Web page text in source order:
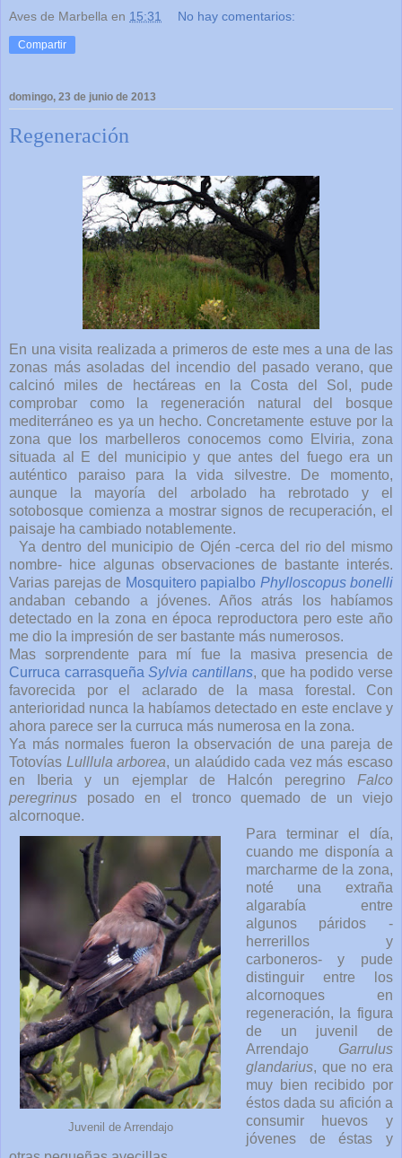
Aves de Marbella en 15:31 No hay comentarios:
Compartir
domingo, 23 de junio de 2013
Regeneración
En una visita realizada a primeros de este mes a una de las
zonas más asoladas del incendio del pasado verano, que
calcinó miles de hectáreas en la Costa del Sol, pude
comprobar como la regeneración natural del bosque
mediterráneo es ya un hecho. Concretamente estuve por la
zona que los marbelleros conocemos como Elviria, zona
situada al E del municipio y que antes del fuego era un
auténtico paraiso para la vida silvestre. De momento,
aunque la mayoría del arbolado ha rebrotado y el
sotobosque comienza a mostrar signos de recuperación, el
paisaje ha cambiado notablemente.
Ya dentro del municipio de Ojén -cerca del rio del mismo
nombre- hice algunas observaciones de bastante interés.
Varias parejas de Mosquitero papialbo Phylloscopus bonelli
andaban cebando a jóvenes. Años atrás los habíamos
detectado en la zona en época reproductora pero este año
me dio la impresión de ser bastante más numerosos.
Mas sorprendente para mí fue la masiva presencia de
Curruca carrasqueñaSylvia cantillans, que ha podido verse
favorecida por el aclarado de la masa forestal. Con
anterioridad nunca la habíamos detectado en este enclave y
ahora parece ser la curruca más numerosa en la zona.
Ya más normales fueron la observación de una pareja de
Totovías Lulllula arborea, un alaúdido cada vez más escaso
en Iberia y un ejemplar de Halcón peregrino Falco
peregrinus posado en el tronco quemado de un viejo
alcornoque.
Juvenil de Arrendajo
Para terminar el día,
cuando me disponía a
marcharme de la zona,
noté una extraña
algarabía entre
algunos páridos -
herrerillos y
carboneros- y pude
distinguir entre los
alcornoques en
regeneración, la figura
de un juvenil de
Arrendajo Garrulus
glandarius, que no era
muy bien recibido por
éstos dada su afición a
consumir huevos y
jóvenes de éstas y